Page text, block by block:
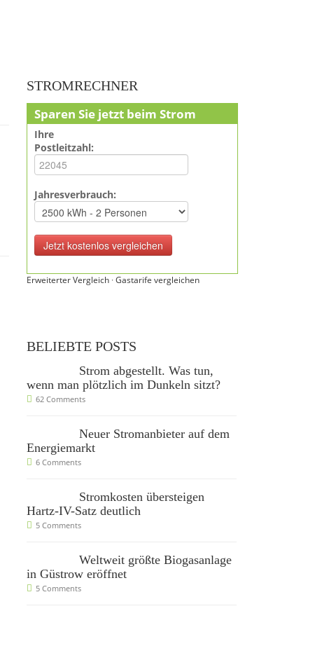
STROMRECHNER
Sparen Sie jetzt beim Strom
Ihre
Postleitzahl:
Jahresverbrauch:
Erweiterter Vergleich ·Gastarife vergleichen
BELIEBTE POSTS
Strom abgestellt. Was tun,
wenn man plötzlich im Dunkeln sitzt?
62 Comments
Neuer Stromanbieter auf dem
Energiemarkt
6 Comments
Stromkosten übersteigen
Hartz-IV-Satz deutlich
5 Comments
Weltweit größte Biogasanlage
in Güstrow eröffnet
5 Comments